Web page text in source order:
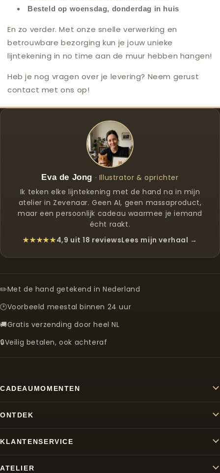
Besteld op woensdag, donderdag in huis
En zo verder. Met onze snelle verwerking en
betrouwbare bezorging kun je jouw unieke
lijntekening in no time aan de muur hebben hangen!
Heb je nog vragen over je levering? Neem gerust
contact met ons op!
Eva de Jong · Illustrator & oprichter
Ik teken elke lijntekening met de hand na in mijn
atelier in Zevenaar. Geen AI, geen massaproduct,
maar een persoonlijk cadeau waarmee je iemand
écht raakt.
★★★★★4,9 uit 18 reviewsLees mijn verhaal →
✏️Met de hand getekend in Nederland
🕑Voorbeeld meestal binnen 24 uur
🚚Gratis verzending door heel NL
🔒Veilig betalen, ook achteraf
CADEAUMOMENTEN
ONTDEK
KLANTENSERVICE
ATELIER